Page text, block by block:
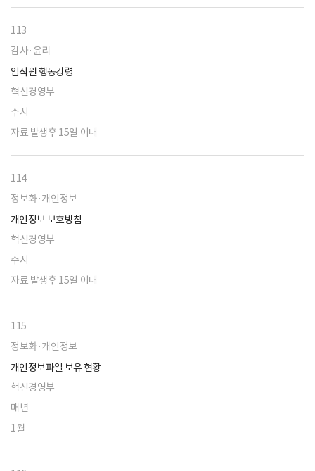
113
감사·윤리
임직원 행동강령
혁신경영부
수시
자료 발생후 15일 이내
114
정보화·개인정보
개인정보 보호방침
혁신경영부
수시
자료 발생후 15일 이내
115
정보화·개인정보
개인정보파일 보유 현황
혁신경영부
매년
1월